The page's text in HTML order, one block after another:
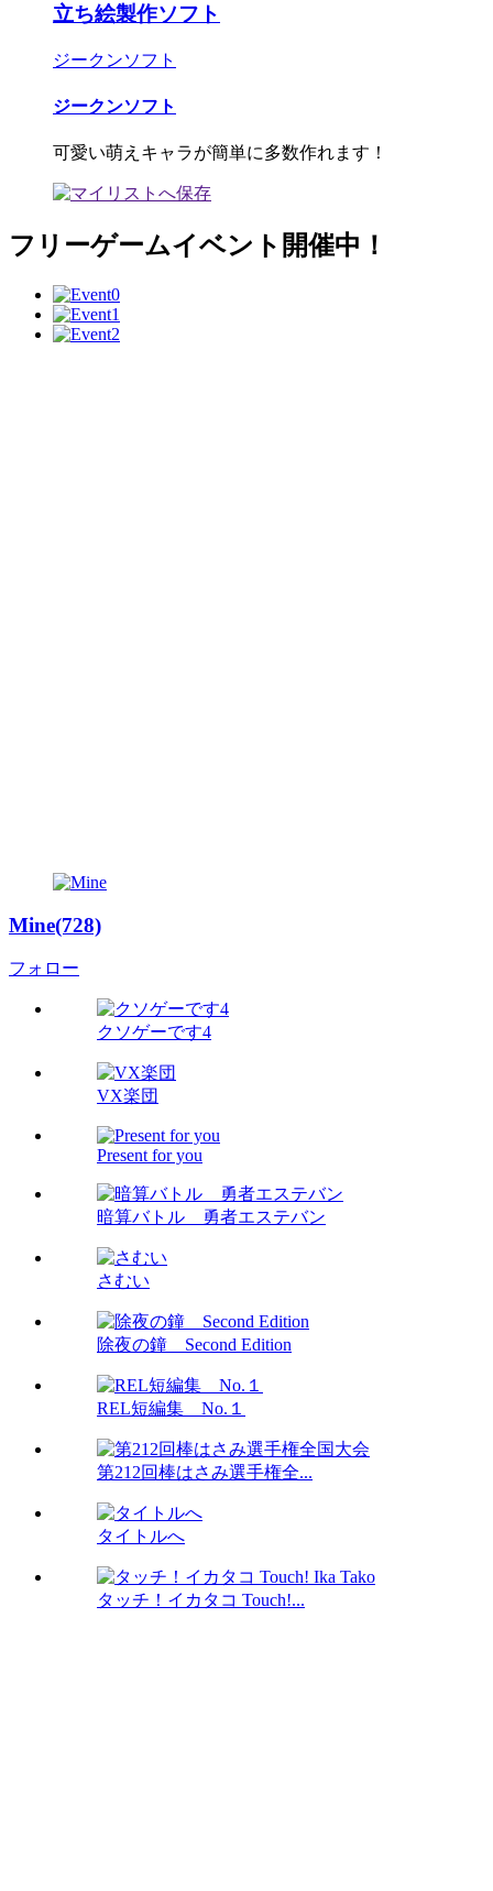
立ち絵製作ソフト
ジークンソフト
ジークンソフト
可愛い萌えキャラが簡単に多数作れます！
フリーゲームイベント開催中！
Mine(728)
フォロー
クソゲーです4
VX楽団
Present for you
暗算バトル 勇者エステバン
さむい
除夜の鐘 Second Edition
REL短編集 No.１
第212回棒はさみ選手権全...
タイトルへ
タッチ！イカタコ Touch!...